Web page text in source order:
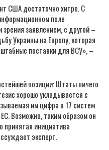
США достаточно хитро. С
поле
заявлением, с другой –
Украины на Европу, которая
поставки для ВСУ», –
позиции: Штаты ничего
хорошо укладывается с
им цифра в 17 систем
Возможно, таким образом он
принятая инициатива
эксперт.